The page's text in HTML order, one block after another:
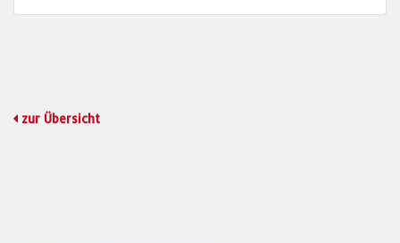
zur Übersicht